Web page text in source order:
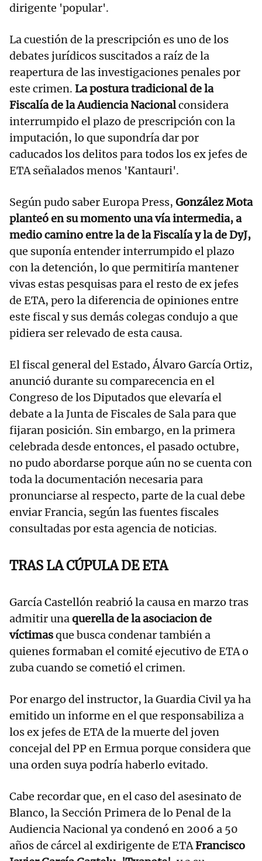
dirigente 'popular'.
La cuestión de la prescripción es uno de los
debates jurídicos suscitados a raíz de la
reapertura de las investigaciones penales por
este crimen. La postura tradicional de la
Fiscalía de la Audiencia Nacionalconsidera
interrumpido el plazo de prescripción con la
imputación, lo que supondría dar por
caducados los delitos para todos los ex jefes de
ETA señalados menos 'Kantauri'.
Según pudo saber Europa Press, González Mota
planteó en su momento una vía intermedia, a
medio camino entre la de la Fiscalía y la de DyJ,
que suponía entender interrumpido el plazo
con la detención, lo que permitiría mantener
vivas estas pesquisas para el resto de ex jefes
de ETA, pero la diferencia de opiniones entre
este fiscal y sus demás colegas condujo a que
pidiera ser relevado de esta causa.
El fiscal general del Estado, Álvaro García Ortiz,
anunció durante su comparecencia en el
Congreso de los Diputados que elevaría el
debate a la Junta de Fiscales de Sala para que
fijaran posición. Sin embargo, en la primera
celebrada desde entonces, el pasado octubre,
no pudo abordarse porque aún no se cuenta con
toda la documentación necesaria para
pronunciarse al respecto, parte de la cual debe
enviar Francia, según las fuentes fiscales
consultadas por esta agencia de noticias.
TRAS LA CÚPULA DE ETA
García Castellón reabrió la causa en marzo tras
admitir unaquerella de la asociacion de
víctimasque busca condenar también a
quienes formaban el comité ejecutivo de ETA o
zuba cuando se cometió el crimen.
Por enargo del instructor, la Guardia Civil ya ha
emitido un informe en el que responsabiliza a
los ex jefes de ETA de la muerte del joven
concejal del PP en Ermua porque considera que
una orden suya podría haberlo evitado.
Cabe recordar que, en el caso del asesinato de
Blanco, la Sección Primera de lo Penal de la
Audiencia Nacional ya condenó en 2006 a 50
años de cárcel al exdirigente de ETAFrancisco